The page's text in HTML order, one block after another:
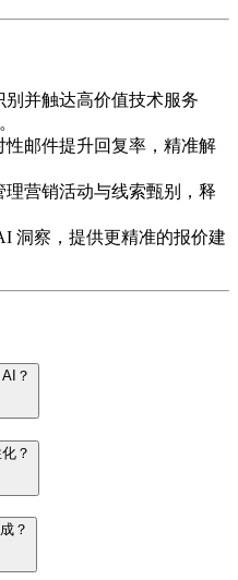
别并触达高价值技术服务
性邮件提升回复率，精准解
理营销活动与线索甄别，释
洞察，提供更精准的报价建
？
？
？